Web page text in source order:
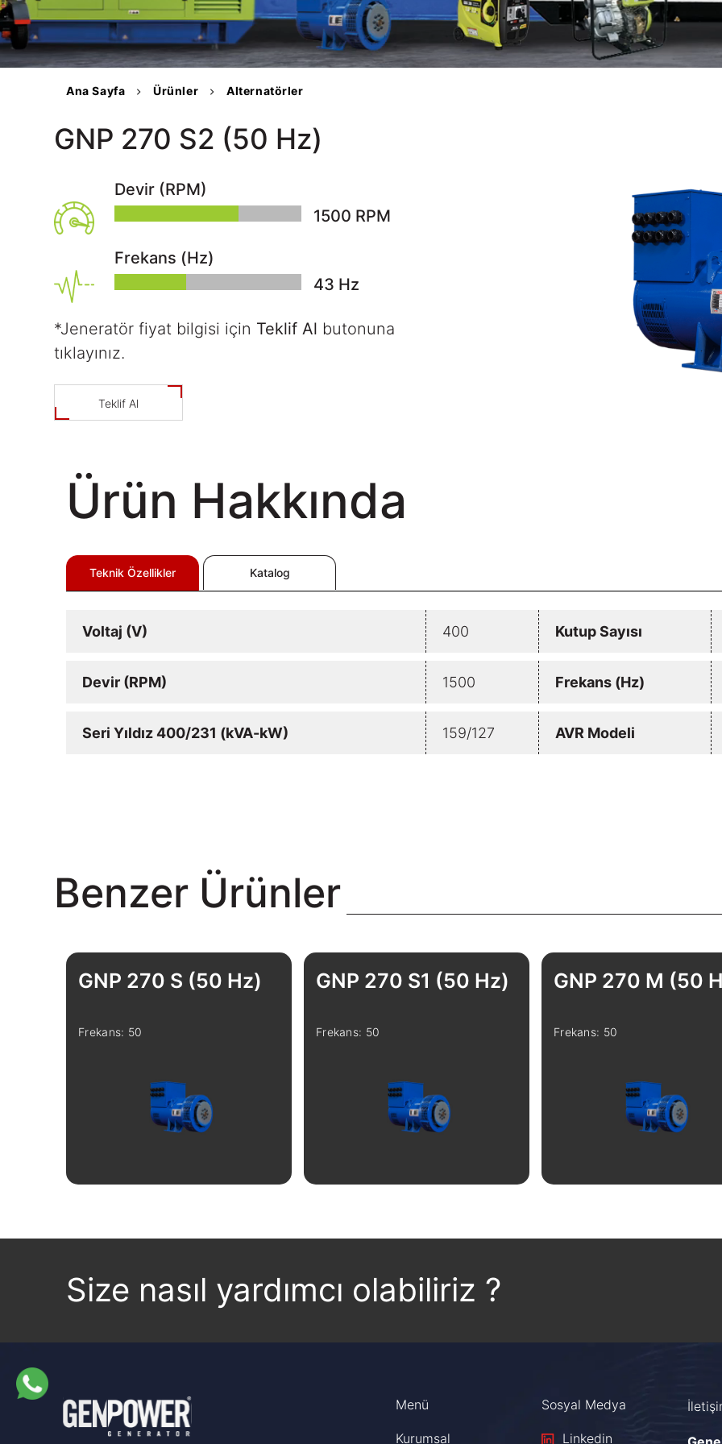
Kalite Belgeleri
Teknik Dokümanlar
Ana Sayfa Ürünler Alternatörler
GNP 270 S2 (50 Hz)
Devir (RPM)
1500 RPM
Frekans (Hz)
50 Hz
*Jeneratör fiyat bilgisi için Teklif Al butonuna
tıklayınız.
Teklif Al
Ürün Hakkında
Teknik Özellikler Katalog
Voltaj (V) 400 Kutup Sayısı
Devir (RPM) 1500 Frekans (Hz)
Seri Yıldız 400/231 (kVA-kW) 159/127 AVR Modeli
Benzer Ürünler
GNP 270 S (50 Hz)
Frekans: 50
GNP 270 S1 (50 Hz)
Frekans: 50
GNP 270 M (50
Frekans: 50
Size nasıl yardımcı olabiliriz ?
Menü
Kurumsal
Sosyal Medya
Linkedin